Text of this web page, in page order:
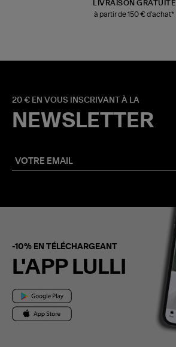
LIVRAISON GRATUITE
à partir de 150 € d'achat*
20 € EN VOUS INSCRIVANT À LA
NEWSLETTER
-10% EN TÉLÉCHARGEANT
L'APP LULLI